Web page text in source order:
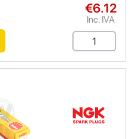
€6.12
Inc. IVA